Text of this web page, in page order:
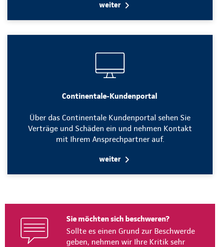
weiter
Continentale-Kundenportal
Über das Continentale Kundenportal sehen Sie
Verträge und Schäden ein und nehmen Kontakt
mit Ihrem Ansprechpartner auf.
weiter
Sie möchten sich beschweren?
Sollte es einen Grund zur Beschwerde
geben, nehmen wir Ihre Kritik sehr